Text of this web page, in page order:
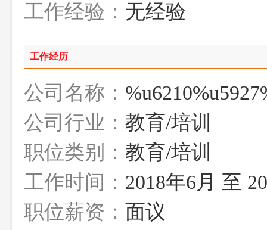
工作经验： 无经验
工作经历
公司名称：
公司行业： 教育/培训
职位类别： 教育/培训
工作时间： 2018年6月 至
职位薪资： 面议